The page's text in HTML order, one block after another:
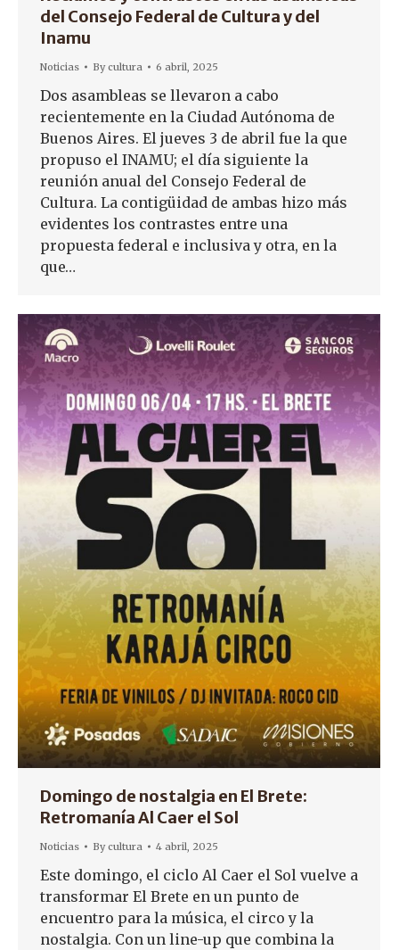
del Consejo Federal de Cultura y del
Inamu
Noticias Bycultura 6 abril, 2025
Dos asambleas se llevaron a cabo
recientemente en la Ciudad Autónoma de
Buenos Aires. El jueves 3 de abril fue la que
propuso el INAMU; el día siguiente la
reunión anual del Consejo Federal de
Cultura. La contigüidad de ambas hizo más
evidentes los contrastes entre una
propuesta federal e inclusiva y otra, en la
que…
Domingo de nostalgia en El Brete:
Retromanía Al Caer el Sol
Noticias Bycultura 4 abril, 2025
Este domingo, el ciclo Al Caer el Sol vuelve a
transformar El Brete en un punto de
encuentro para la música, el circo y la
nostalgia. Con un line-up que combina la